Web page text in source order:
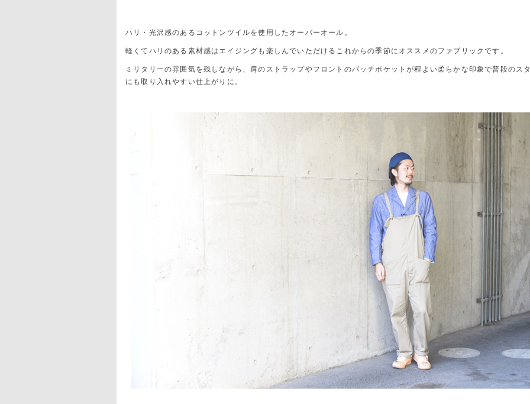
ハリ・光沢感のあるコットンツイルを使用したオーバーオール。
軽くてハリのある素材感はエイジングも楽しんでいただけるこれからの季節にオススメのファブリックです。
ミリタリーの雰囲気を残しながら、肩のストラップやフロントのパッチポケットが程よい柔らかな印象で普段のス
にも取り入れやすい仕上がりに。